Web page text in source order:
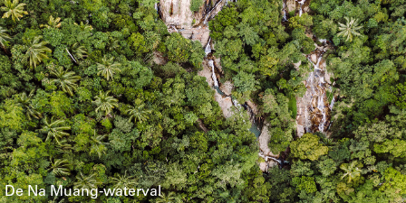
De Na Muang-waterval